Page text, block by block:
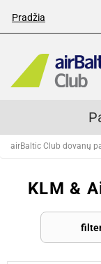
Pradžia
airBaltic Club dovanų
KLM &